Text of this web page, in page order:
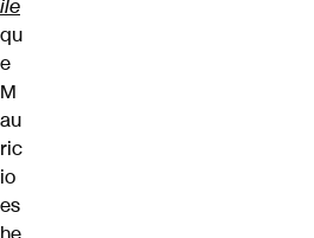
ile
qu
e
M
au
ric
io
es